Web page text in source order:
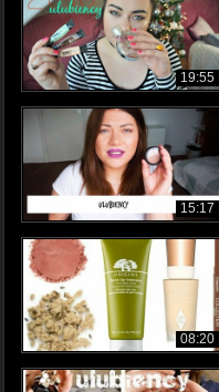
19:55
15:17
08:20